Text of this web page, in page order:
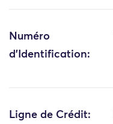
Numéro
d'Identification:
Ligne de Crédit: